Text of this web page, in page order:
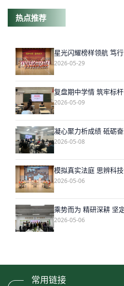
热点推荐
星光闪耀榜样领航 笃
2026-05-29
复盘期中学情 筑牢标
2026-05-09
凝心聚力析成绩 砥砺
2026-05-08
模拟真实法庭 思
2026-05-06
乘势而为 精研深耕 坚
2026-05-06
常用链接